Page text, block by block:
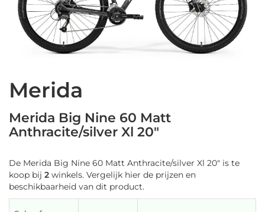
Merida
Merida Big Nine 60 Matt
Anthracite/silver Xl 20"
De Merida Big Nine 60 Matt Anthracite/silver Xl 20" is te
koop bij 2 winkels. Vergelijk hier de prijzen en
beschikbaarheid van dit product.